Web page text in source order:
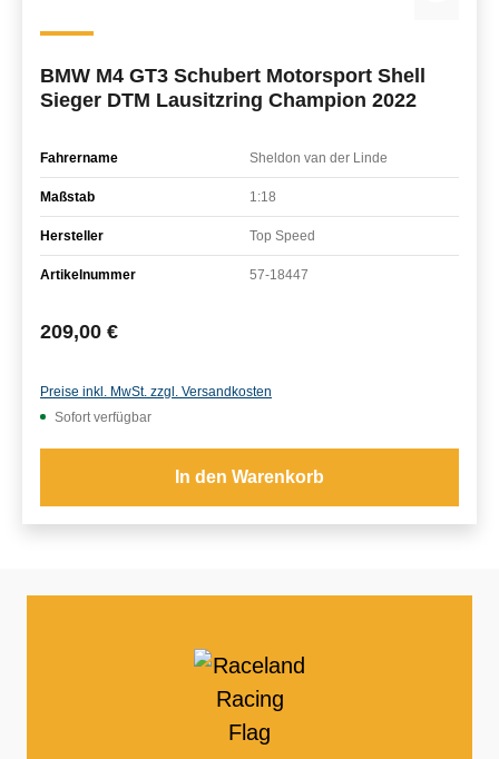
BMW M4 GT3 Schubert Motorsport Shell
Sieger DTM Lausitzring Champion 2022
Fahrername Sheldon van der Linde
Maßstab 1:18
Hersteller Top Speed
Artikelnummer 57-18447
Regulärer Preis:
209,00 €
Preise inkl. MwSt. zzgl. Versandkosten
Sofort verfügbar
In den Warenkorb